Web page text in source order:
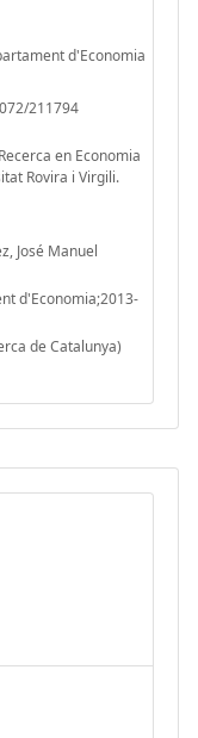
d'Economia
211794
en Economia
Rovira i Virgili.
José Manuel
d'Economia;2013-
de Catalunya)